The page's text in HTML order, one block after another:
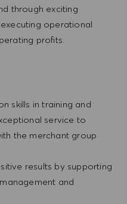
through exciting
operational
profits.
skills in training and
service to
the merchant group
results by supporting
and